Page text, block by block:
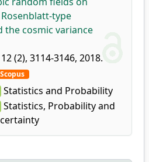
type
cosmic variance
12 (2), 3114-3146, 2018.
Scopus
Statistics and Probability
Statistics, Probability and